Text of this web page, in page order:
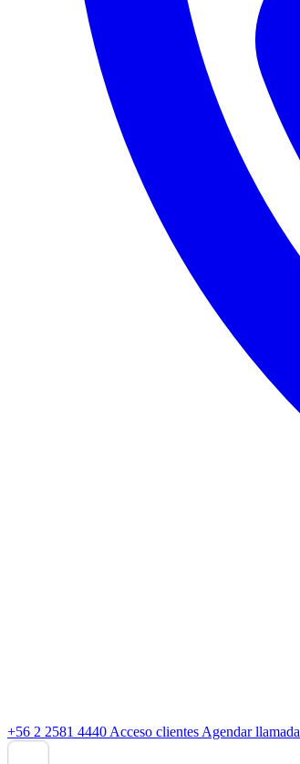
+56 2 2581 4440 Acceso clientes Agendar llamada